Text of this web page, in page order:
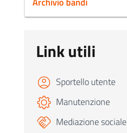
Link utili
Sportello utente
Manutenzione
Mediazione sociale